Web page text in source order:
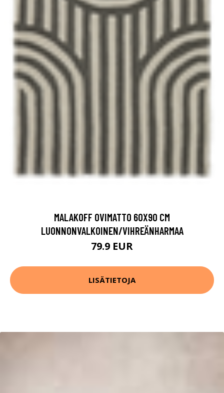
MALAKOFF OVIMATTO 60X90 CM
LUONNONVALKOINEN/VIHREÄNHARMAA
79.9 EUR
LISÄTIETOJA